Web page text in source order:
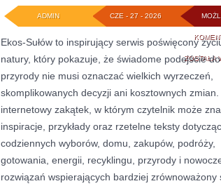
ZOSTAŁA
CZE - 27 - 2026
ADMIN
Ekos-Sułów to inspirujący serwis poświęcony
natury, który pokazuje, że świadome podejście do
przyrody nie musi oznaczać wielkich wyrzeczeń,
skomplikowanych decyzji ani kosztownych zmian.
internetowy zakątek, w którym czytelnik może
inspiracje, przykłady oraz rzetelne teksty
codziennych wyborów, domu, zakupów, podróży,
gotowania, energii, recyklingu, przyrody i
rozwiązań wspierających bardziej zrównoważony